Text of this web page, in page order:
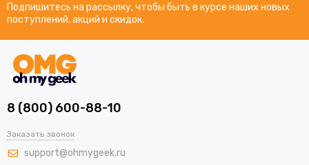
Подпишитесь на рассылку, чтобы быть в курсе наших новых
поступлений, акций и скидок.
8 (800) 600-88-10
Заказать звонок
support@ohmygeek.ru